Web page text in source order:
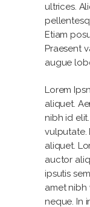
ultrices.
Etiam
Praesent
augue
Lorem
aliquet.
nibh id
vulputate.
aliquet.
auctor
ipsutis
amet nibh
neque. In